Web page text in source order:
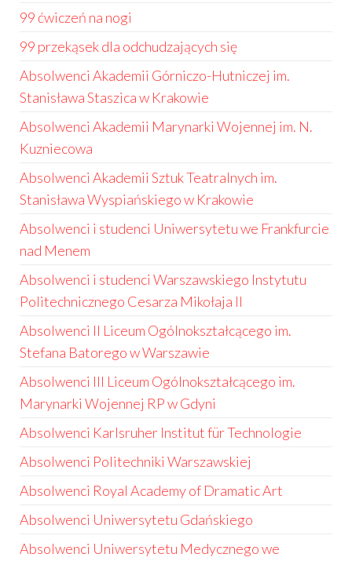
99 ćwiczeń na nogi
99 przekąsek dla odchudzających się
Absolwenci Akademii Górniczo-Hutniczej im.
Stanisława Staszica w Krakowie
Absolwenci Akademii Marynarki Wojennej im. N.
Kuzniecowa
Absolwenci Akademii Sztuk Teatralnych im.
Stanisława Wyspiańskiego w Krakowie
Absolwenci i studenci Uniwersytetu we Frankfurcie
nad Menem
Absolwenci i studenci Warszawskiego Instytutu
Politechnicznego Cesarza Mikołaja II
Absolwenci II Liceum Ogólnokształcącego im.
Stefana Batorego w Warszawie
Absolwenci III Liceum Ogólnokształcącego im.
Marynarki Wojennej RP w Gdyni
Absolwenci Karlsruher Institut für Technologie
Absolwenci Politechniki Warszawskiej
Absolwenci Royal Academy of Dramatic Art
Absolwenci Uniwersytetu Gdańskiego
Absolwenci Uniwersytetu Medycznego we